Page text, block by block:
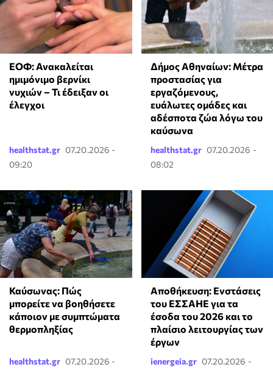
ΕΟΦ: Ανακαλείται
ημιμόνιμο βερνίκι
νυχιών – Τι έδειξαν οι
έλεγχοι
healthstat.gr 07.20.2026 -
09:20
Δήμος Αθηναίων: Μέτρα
προστασίας για
εργαζόμενους,
ευάλωτες ομάδες και
αδέσποτα ζώα λόγω του
καύσωνα
healthstat.gr 07.20.2026 -
08:02
Καύσωνας: Πώς
μπορείτε να βοηθήσετε
κάποιον με συμπτώματα
θερμοπληξίας
healthstat.gr 07.20.2026 -
Αποθήκευση: Ενστάσεις
του ΕΣΣΑΗΕ για τα
έσοδα του 2026 και το
πλαίσιο λειτουργίας των
έργων
ienergeia.gr 07.20.2026 -